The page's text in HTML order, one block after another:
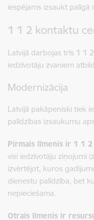
iespējams izsaukt
1 1 2 kontaktu
Latvijā darbojas trīs 1 1
iedzīvotāju zvaniem
Modernizācija
Latvijā pakāpeniski tiek
palīdzības izsaukumu
Pirmais līmenis ir 1 1
visi iedzīvotāju ziņojumi
izvērtējot, kuros
dienestu palīdzība, bet
nepieciešama.
Otrais līmenis ir